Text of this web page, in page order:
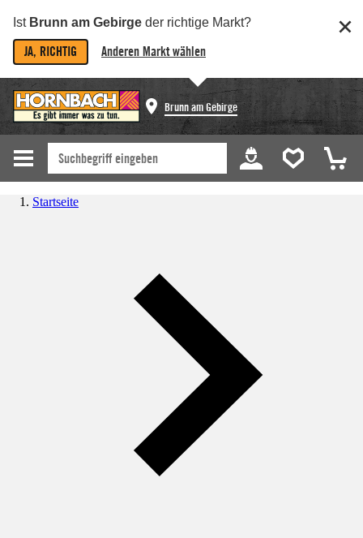
Ist Brunn am Gebirge der richtige Markt?
JA, RICHTIG Anderen Markt wählen
Brunn am Gebirge
Startseite